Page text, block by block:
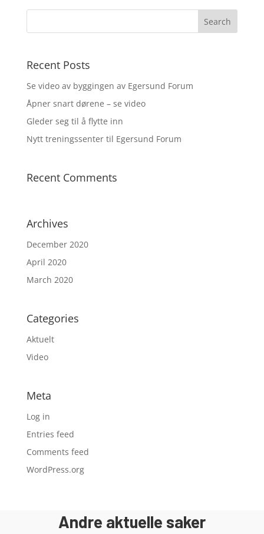
Recent Posts
Se video av byggingen av Egersund Forum
Åpner snart dørene – se video
Gleder seg til å flytte inn
Nytt treningssenter til Egersund Forum
Recent Comments
Archives
December 2020
April 2020
March 2020
Categories
Aktuelt
Video
Meta
Log in
Entries feed
Comments feed
WordPress.org
Andre aktuelle saker